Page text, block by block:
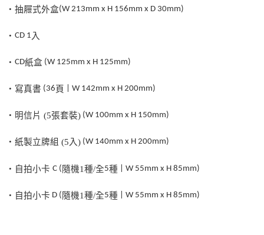
・抽屜式外盒(W 213mm x H 156mm x D 30mm)
・ CD 1 入
・ CD紙盒 (W 125mm x H 125mm)
・寫真書 (36 頁 | W 142mm x H 200mm)
・明信片 (5張套裝) (W 100mm x H 150mm)
・紙製立牌組 (5入) (W 140mm x H 200mm)
・自拍小卡 C ( 隨機1種/全5種 | W 55mm x H 85mm)
・自拍小卡 D ( 隨機1種/全5種 | W 55mm x H 85mm)